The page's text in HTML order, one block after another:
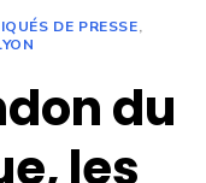
DE PRESSE,
du
les